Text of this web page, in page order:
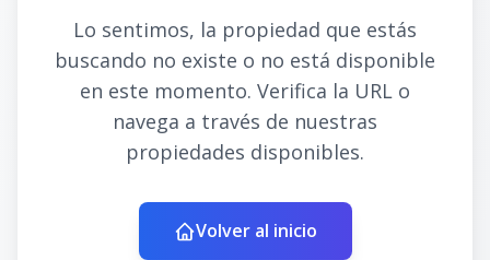
Lo sentimos, la propiedad que estás
buscando no existe o no está disponible
en este momento. Verifica la URL o
navega a través de nuestras
propiedades disponibles.
Volver al inicio